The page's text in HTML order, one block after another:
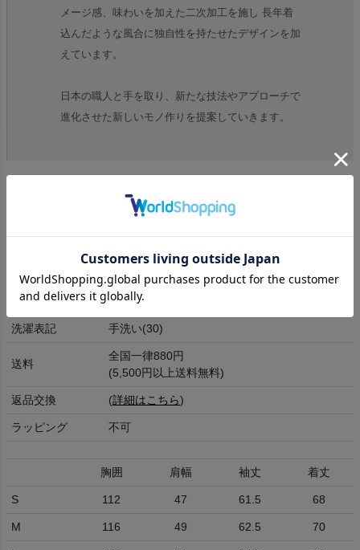
メージ感、味わいを加えた二次加工を施し 長年着
込んだような風合に独自性を持たせたデザインを加
えています。
日本の職人と手を取り、新たな技法やアプローチで
進化させた新しいモノ作りを提案していきます。
商品詳細
素材 コットン100%
生産国 日本
洗濯表記 手洗い(30)
送料
全国一律880円
(5,500円以上送料無料)
返品交換 (詳細はこちら)
ラッピング 不可
胸囲 肩幅 袖丈 着丈
S 112 47 61.5 68
M 116 49 62.5 70